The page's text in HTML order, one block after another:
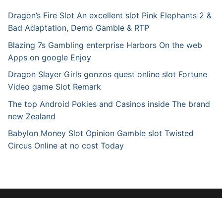
Dragon’s Fire Slot An excellent slot Pink Elephants 2 &
Bad Adaptation, Demo Gamble & RTP
Blazing 7s Gambling enterprise Harbors On the web
Apps on google Enjoy
Dragon Slayer Girls gonzos quest online slot Fortune
Video game Slot Remark
The top Android Pokies and Casinos inside The brand
new Zealand
Babylon Money Slot Opinion Gamble slot Twisted
Circus Online at no cost Today